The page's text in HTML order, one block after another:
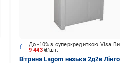
9 443 ₴/шт.
До -10% з суперкредиткою Visa
Вітрина Lagom низька 2д2в Лінго